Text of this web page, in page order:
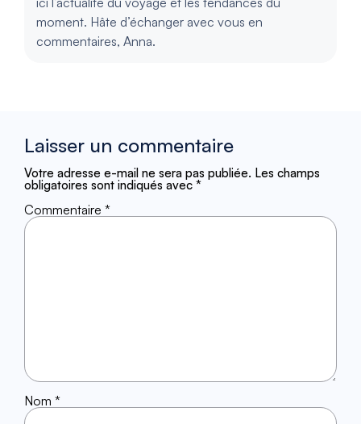
moment. Hâte d’échanger avec vous en
commentaires, Anna.
Laisser un commentaire
Votre adresse e-mail ne sera pas publiée. Les champs
obligatoires sont indiqués avec *
Commentaire *
Nom *